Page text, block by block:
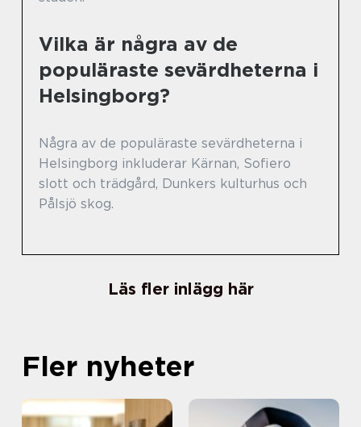
Vilka är några av de
populäraste sevärdheterna i
Helsingborg?
Några av de populäraste sevärdheterna i
Helsingborg inkluderar Kärnan, Sofiero
slott och trädgård, Dunkers kulturhus och
Pålsjö skog.
Läs fler inlägg här
Fler nyheter